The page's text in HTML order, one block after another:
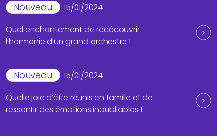
Nouveau
15/01/2024
Quel enchantement de redécouvrir
l’harmonie d’un grand orchestre !
Nouveau
15/01/2024
Quelle joie d’être réunis en famille et de
ressentir des émotions inoubliables !